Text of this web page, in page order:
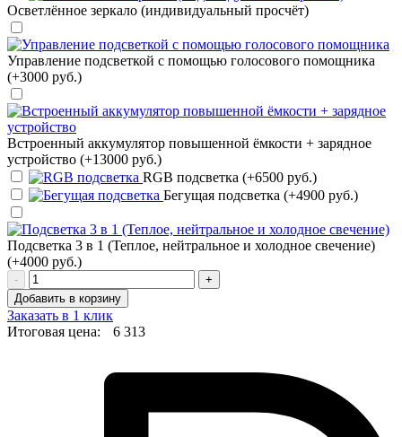
Осветлённое зеркало (индивидуальный просчёт)
Управление подсветкой с помощью голосового помощника
(+3000 руб.)
Встроенный аккумулятор повышенной ёмкости + зарядное
устройство (+13000 руб.)
RGB подсветка (+6500 руб.)
Бегущая подсветка (+4900 руб.)
Подсветка 3 в 1 (Теплое, нейтральное и холодное свечение)
(+4000 руб.)
-
+
Добавить в корзину
Заказать в 1 клик
Итоговая цена:
6 313